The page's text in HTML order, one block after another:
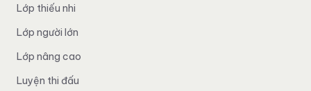
Lớp thiếu nhi
Lớp người lớn
Lớp nâng cao
Luyện thi đấu